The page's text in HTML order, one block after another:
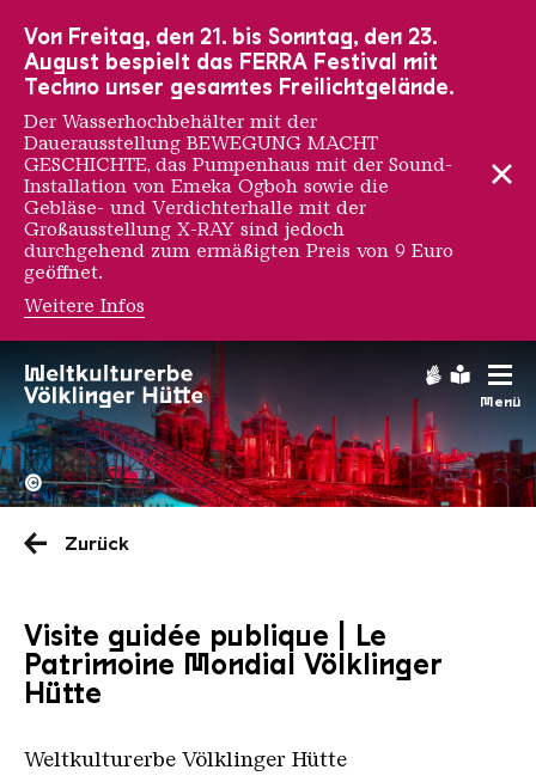
Menü
Hochofengruppe in Rot
Copyright:
©
Zurück
Visite guidée publique | Le
Patrimoine Mondial Völklinger
Hütte
Weltkulturerbe Völklinger Hütte
Von Freitag, den 21. bis Sonntag, den 23.
August bespielt das FERRA Festival mit
Techno unser gesamtes Freilichtgelände.
Der Wasserhochbehälter mit der
Dauerausstellung BEWEGUNG MACHT
GESCHICHTE, das Pumpenhaus mit der Sound-
Installation von Emeka Ogboh sowie die
Gebläse- und Verdichterhalle mit der
Großausstellung X-RAY sind jedoch
durchgehend zum ermäßigten Preis von 9 Euro
geöffnet.
Weitere Infos